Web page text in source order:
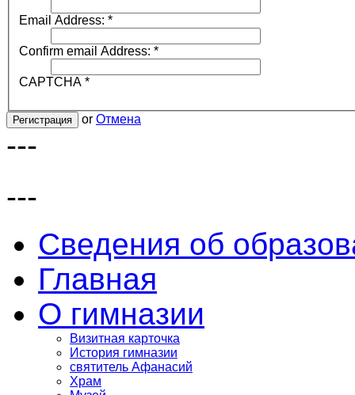
Email Address: *
Confirm email Address: *
CAPTCHA *
Регистрация or Отмена
---
---
Сведения об
Главная
О гимназии
Визитная карточка
История гимназии
святитель Афанасий
Храм